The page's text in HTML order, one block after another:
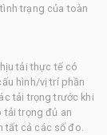
trạng của toàn
tải thực tế có
hình/vị trí phần
tải trọng trước khi
tải trọng đủ an
tất cả các số đo.